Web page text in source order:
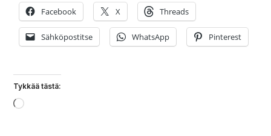
Facebook X Threads
Sähköpostitse WhatsApp Pinterest
Tykkää tästä:
Loading…